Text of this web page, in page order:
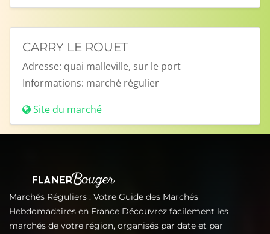
CARRY LE ROUET
Adresse: quai malleville, sur le port
Informations: marché régulier
Site du marché
Marchés Réguliers : Votre Guide des Marchés
Hebdomadaires en France Découvrez facilement les
marchés de votre région, organisés par date et par